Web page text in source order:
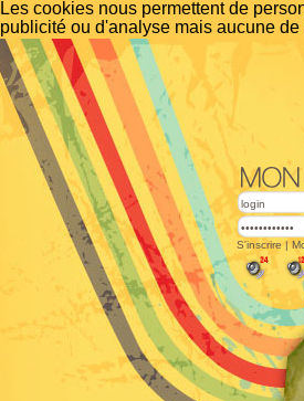
Les cookies nous permettent de
publicité ou d'analyse mais aucune
S'inscrire |